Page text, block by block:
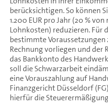
berücksichtigen. So können
1.200 EUR pro Jahr (20 %
Lohnkosten) reduzieren. Für
bestimmte Voraussetzungen
Rechnung vorliegen und der
das Bankkonto des
soll die Schwarzarbeit
eine Vorauszahlung auf
Finanzgericht Düsseldorf
hierfür die